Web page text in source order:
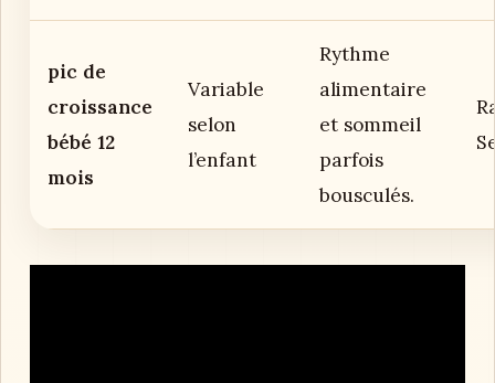
pic de
croissance
bébé 12
mois
Variable
selon
l’enfant
Rythme
alimentaire
et sommeil
parfois
bousculés.